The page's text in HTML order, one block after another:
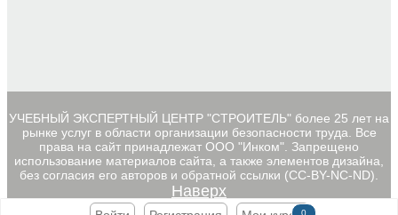
УЧЕБНЫЙ ЭКСПЕРТНЫЙ ЦЕНТР "СТРОИТЕЛЬ" более 25 лет на
рынке услуг в области организации безопасности труда. Все
права на сайт принадлежат ООО "Инком". Запрещено
использование материалов сайта, а также элементов дизайна,
без согласия его авторов и обратной ссылки (CC-BY-NC-ND).
Наверх
0